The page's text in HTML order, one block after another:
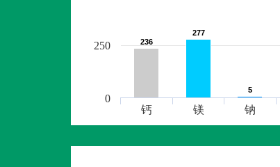
236
236
277
277
5
5
钙 镁 钠
0
250